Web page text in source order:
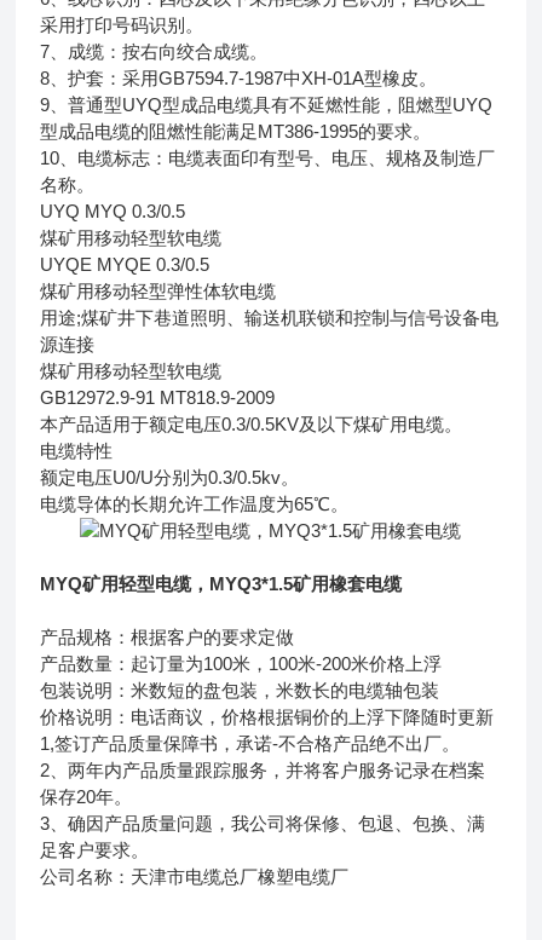
采用打印号码识别。
7、成缆：按右向绞合成缆。
8、护套：采用GB7594.7-1987中XH-01A型橡皮。
9、普通型UYQ型成品电缆具有不延燃性能，阻燃型UYQ
型成品电缆的阻燃性能满足MT386-1995的要求。
10、电缆标志：电缆表面印有型号、电压、规格及制造厂
名称。
UYQ MYQ 0.3/0.5
煤矿用移动轻型软电缆
UYQE MYQE 0.3/0.5
煤矿用移动轻型弹性体软电缆
用途;煤矿井下巷道照明、输送机联锁和控制与信号设备电
源连接
煤矿用移动轻型软电缆
GB12972.9-91 MT818.9-2009
本产品适用于额定电压0.3/0.5KV及以下煤矿用电缆。
电缆特性
额定电压U0/U分别为0.3/0.5kv。
电缆导体的长期允许工作温度为65℃。
MYQ矿用轻型电缆，MYQ3*1.5矿用橡套电缆
产品规格：根据客户的要求定做
产品数量：起订量为100米，100米-200米价格上浮
包装说明：米数短的盘包装，米数长的电缆轴包装
价格说明：电话商议，价格根据铜价的上浮下降随时更新
1,签订产品质量保障书，承诺-不合格产品绝不出厂。
2、两年内产品质量跟踪服务，并将客户服务记录在档案
保存20年。
3、确因产品质量问题，我公司将保修、包退、包换、满
足客户要求。
公司名称：天津市电缆总厂橡塑电缆厂